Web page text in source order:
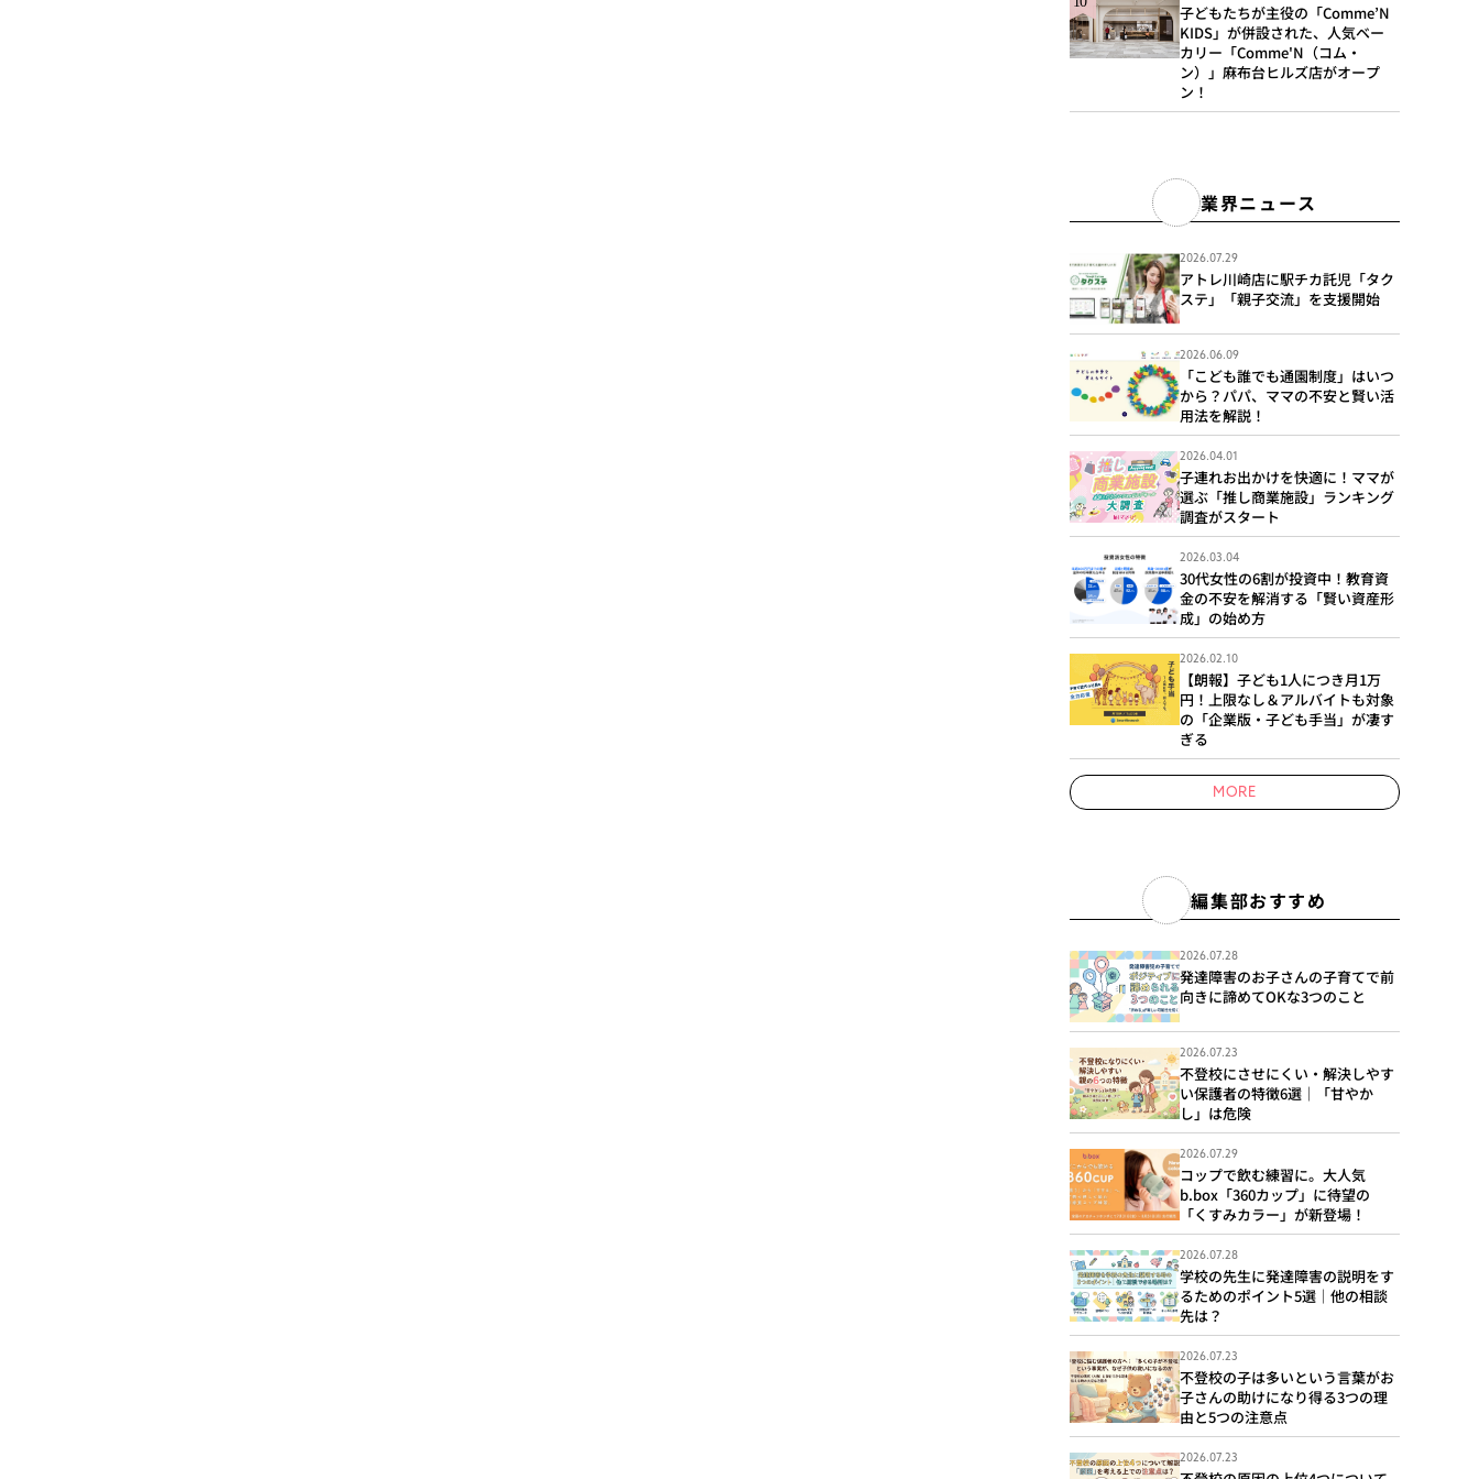
子どもたちが主役の「Comme’N
KIDS」が併設された、人気ベー
カリー「Comme'N（コム・
ン）」麻布台ヒルズ店がオープ
ン！
業界ニュース
2026.07.29
アトレ川崎店に駅チカ託児「タク
ステ」「親子交流」を支援開始
2026.06.09
「こども誰でも通園制度」はいつ
から？パパ、ママの不安と賢い活
用法を解説！
2026.04.01
子連れお出かけを快適に！ママが
選ぶ「推し商業施設」ランキング
調査がスタート
2026.03.04
30代女性の6割が投資中！教育資
金の不安を解消する「賢い資産形
成」の始め方
2026.02.10
【朗報】子ども1人につき月1万
円！上限なし＆アルバイトも対象
の「企業版・子ども手当」が凄す
ぎる
MORE
編集部おすすめ
2026.07.28
発達障害のお子さんの子育てで前
向きに諦めてOKな3つのこと
2026.07.23
不登校にさせにくい・解決しやす
い保護者の特徴6選｜「甘やか
し」は危険
2026.07.29
コップで飲む練習に。大人気
b.box「360カップ」に待望の
「くすみカラー」が新登場！
2026.07.28
学校の先生に発達障害の説明をす
るためのポイント5選｜他の相談
先は？
2026.07.23
不登校の子は多いという言葉がお
子さんの助けになり得る3つの理
由と5つの注意点
2026.07.23